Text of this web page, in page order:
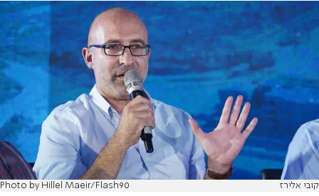
קובי אלירז Photo by Hillel Maeir/Flash90